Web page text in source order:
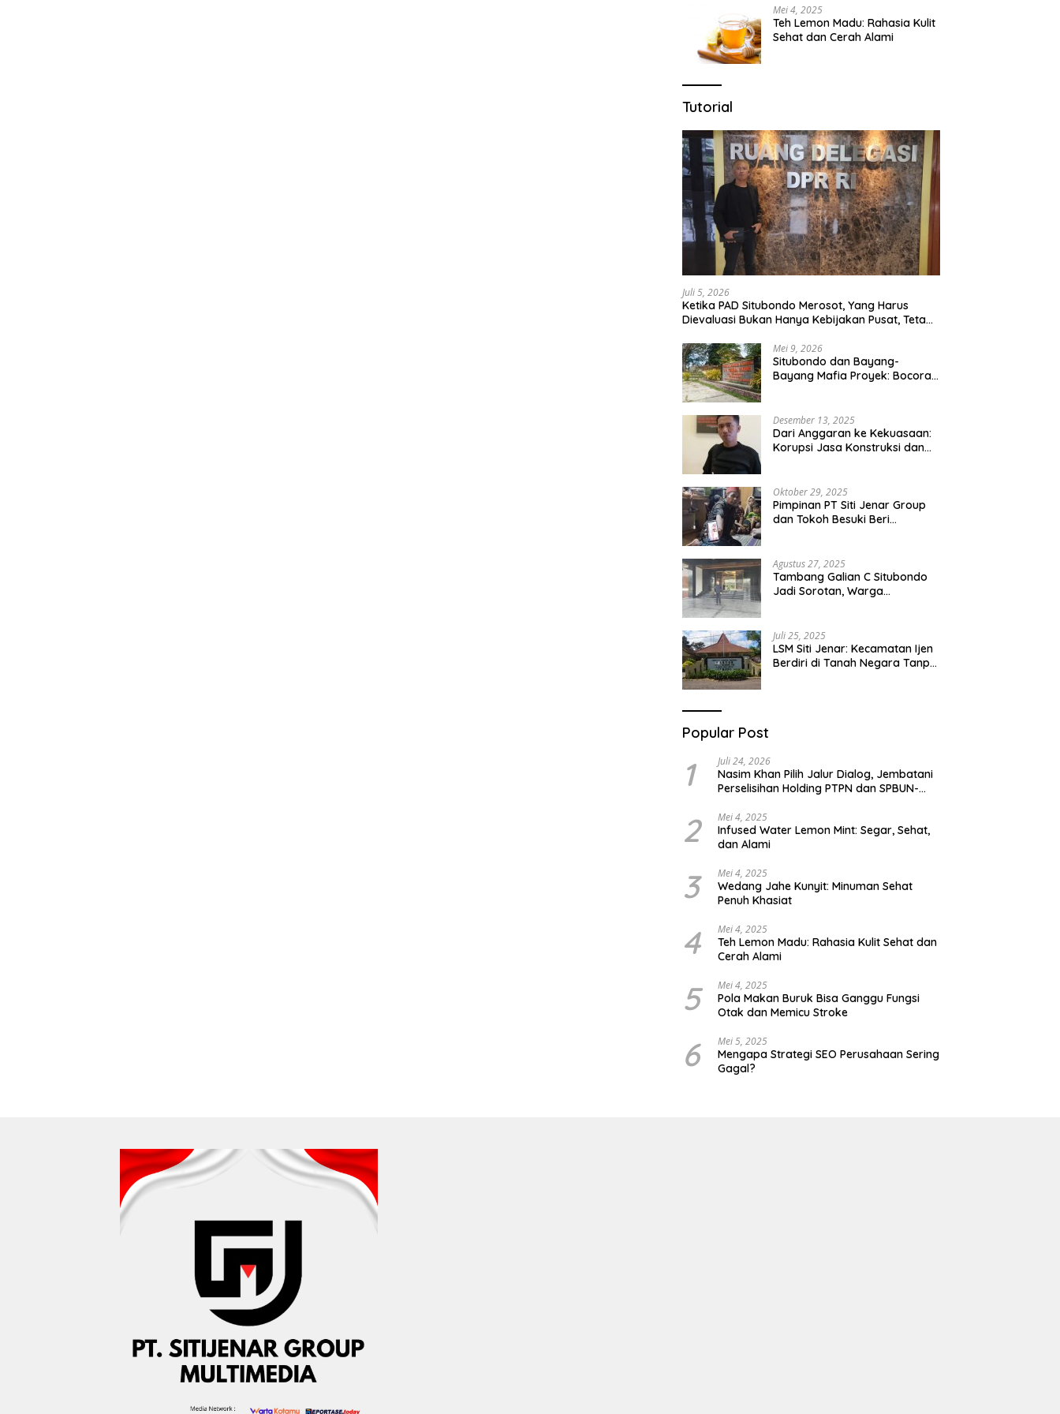
Mei 4, 2025
Teh Lemon Madu: Rahasia Kulit
Sehat dan Cerah Alami
Tutorial
Juli 5, 2026
Ketika PAD Situbondo Merosot, Yang Harus
Dievaluasi Bukan Hanya Kebijakan Pusat, Tetapi
Tangganya Sendiri.Mei 9, 2026
Situbondo dan Bayang-
Bayang Mafia Proyek: Bocoran
Desember 13, 2025
Dari Anggaran ke Kekuasaan:
Korupsi Jasa Konstruksi dan
Oktober 29, 2025
Pimpinan PT Siti Jenar Group
dan Tokoh Besuki Beri
Salah Satu Pesantren Di Besuki
Situbondo
Agustus 27, 2025
Tambang Galian C Situbondo
Jadi Sorotan, Warga
Juli 25, 2025
LSM Siti Jenar: Kecamatan Ijen
Berdiri di Tanah Negara Tanpa
Popular Post
1 Juli 24, 2026
Nasim Khan Pilih Jalur Dialog, Jembatani
Perselisihan Holding PTPN dan SPBUN-
2 Mei 4, 2025
Infused Water Lemon Mint: Segar, Sehat,
dan Alami
3 Mei 4, 2025
Wedang Jahe Kunyit: Minuman Sehat
Penuh Khasiat
4 Mei 4, 2025
Teh Lemon Madu: Rahasia Kulit Sehat dan
Cerah Alami
5 Mei 4, 2025
Pola Makan Buruk Bisa Ganggu Fungsi
Otak dan Memicu Stroke
6 Mei 5, 2025
Mengapa Strategi SEO Perusahaan Sering
Gagal?